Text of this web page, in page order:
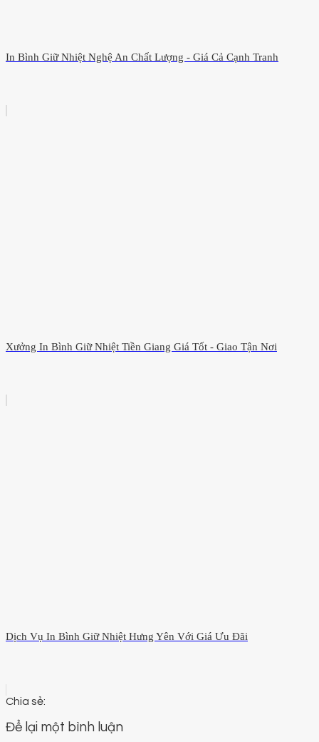
In Bình Giữ Nhiệt Nghệ An Chất Lượng - Giá Cả Cạnh Tranh
Xưởng In Bình Giữ Nhiệt Tiền Giang Giá Tốt - Giao Tận Nơi
Dịch Vụ In Bình Giữ Nhiệt Hưng Yên Với Giá Ưu Đãi
Để lại một bình luận